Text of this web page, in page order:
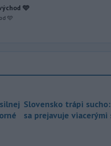
🩵
🩵
Slovensko trápi
sa prejavuje viacerými